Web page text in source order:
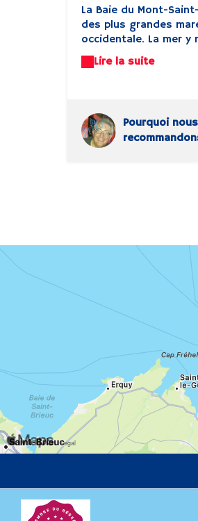
La Baie du Mont-
des plus grandes
occidentale. La mer
vitesse d'un cheval
d'un fort marnage il
mouvants et du
Tombelaine. Une
Mais attention, les
Lire la suite
Pourquoi